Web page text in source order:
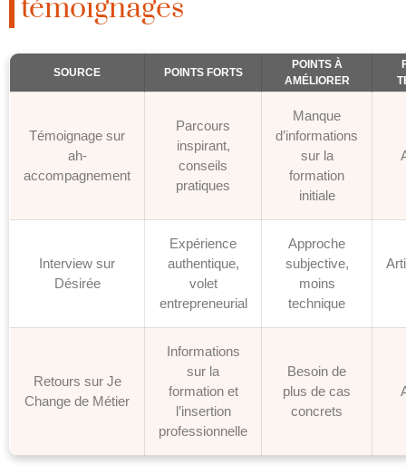
témoignages
SOURCE POINTS FORTS
POINTS À
AMÉLIORER
Témoignage sur
ah-
accompagnement
Parcours
inspirant,
conseils
pratiques
Manque
d’informations
sur la
formation
initiale
Interview sur
Désirée
Expérience
authentique,
volet
entrepreneurial
Approche
subjective,
moins
technique
Retours sur Je
Change de Métier
Informations
sur la
formation et
l’insertion
professionnelle
Besoin de
plus de cas
concrets